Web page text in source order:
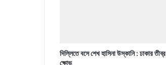
দিল্লিতে বসে শেখ হাসিনা উস্কানি : ঢাকার তীব্র
ক্ষোভ